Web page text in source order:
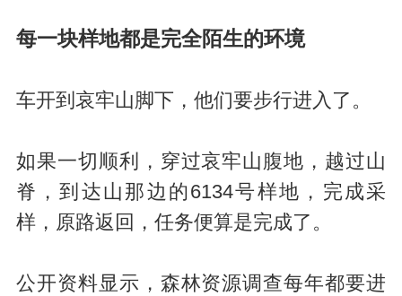
每一块样地都是完全陌生的环境
车开到哀牢山脚下，他们要步行进入了。
如果一切顺利，穿过哀牢山腹地，越过山
脊，到达山那边的6134号样地，完成采
样，原路返回，任务便算是完成了。
公开资料显示，森林资源调查每年都要进